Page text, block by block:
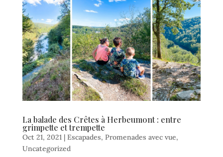
La balade des Crêtes à Herbeumont : entre
grimpette et trempette
Oct 21, 2021| Escapades, Promenades avec vue,
Uncategorized